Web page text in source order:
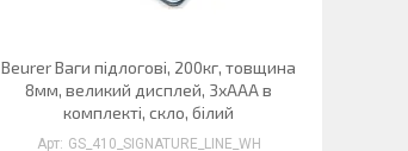
Beurer Ваги підлогові, 200кг, товщина
8мм, великий дисплей, 3хААА в
комплекті, скло, білий
GS_410_SIGNATURE_LINE_WH